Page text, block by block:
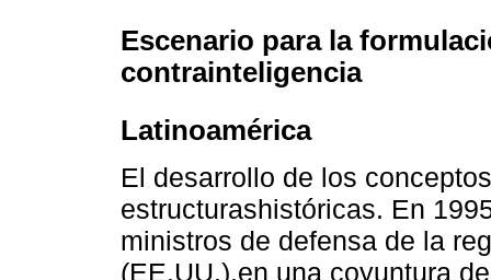
Escenario para la
contrainteligencia
Latinoamérica
El desarrollo de los
estructurashistóricas. En
ministros de defensa de la
(EE.UU.),en una coyuntura